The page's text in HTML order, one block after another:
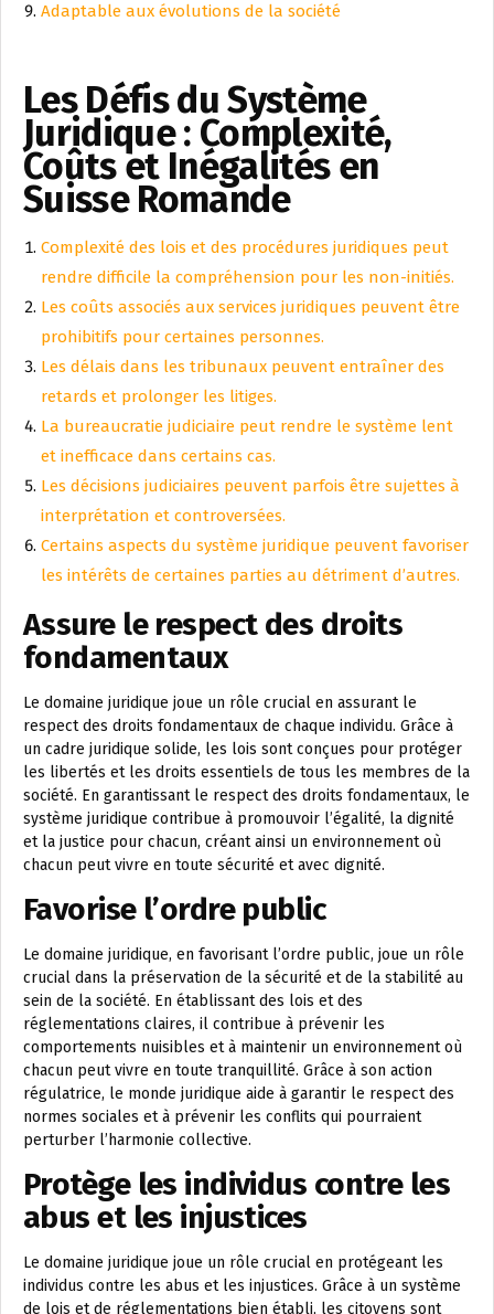
Adaptable aux évolutions de la société
Les Défis du Système
Juridique : Complexité,
Coûts et Inégalités en
Suisse Romande
Complexité des lois et des procédures juridiques peut
rendre difficile la compréhension pour les non-initiés.
Les coûts associés aux services juridiques peuvent être
prohibitifs pour certaines personnes.
Les délais dans les tribunaux peuvent entraîner des
retards et prolonger les litiges.
La bureaucratie judiciaire peut rendre le système lent
et inefficace dans certains cas.
Les décisions judiciaires peuvent parfois être sujettes à
interprétation et controversées.
Certains aspects du système juridique peuvent favoriser
les intérêts de certaines parties au détriment d’autres.
Assure le respect des droits
fondamentaux
Le domaine juridique joue un rôle crucial en assurant le
respect des droits fondamentaux de chaque individu. Grâce à
un cadre juridique solide, les lois sont conçues pour protéger
les libertés et les droits essentiels de tous les membres de la
société. En garantissant le respect des droits fondamentaux, le
système juridique contribue à promouvoir l’égalité, la dignité
et la justice pour chacun, créant ainsi un environnement où
chacun peut vivre en toute sécurité et avec dignité.
Favorise l’ordre public
Le domaine juridique, en favorisant l’ordre public, joue un rôle
crucial dans la préservation de la sécurité et de la stabilité au
sein de la société. En établissant des lois et des
réglementations claires, il contribue à prévenir les
comportements nuisibles et à maintenir un environnement où
chacun peut vivre en toute tranquillité. Grâce à son action
régulatrice, le monde juridique aide à garantir le respect des
normes sociales et à prévenir les conflits qui pourraient
perturber l’harmonie collective.
Protège les individus contre les
abus et les injustices
Le domaine juridique joue un rôle crucial en protégeant les
individus contre les abus et les injustices. Grâce à un système
de lois et de réglementations bien établi, les citoyens sont